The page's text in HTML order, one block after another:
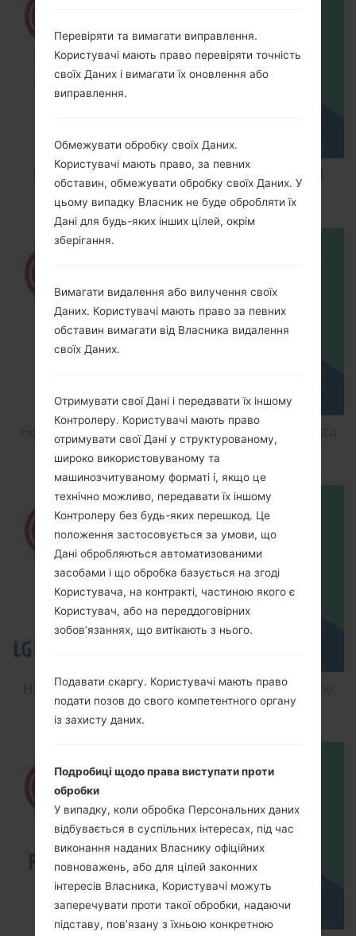
How to Factory Reset through code on LG K8
M200E?
How to Factory Reset through menu on LG Aristo
How to Flash Stock Firmware on LG Smartphone
using LG Flash Tool 2014?
Перевіряти та вимагати виправлення.
Користувачі мають право перевіряти точність
своїх Даних і вимагати їх оновлення або
виправлення.
Обмежувати обробку своїх Даних.
Користувачі мають право, за певних
обставин, обмежувати обробку своїх Даних. У
цьому випадку Власник не буде обробляти їх
Дані для будь-яких інших цілей, окрім
зберігання.
Вимагати видалення або вилучення своїх
Даних. Користувачі мають право за певних
обставин вимагати від Власника видалення
своїх Даних.
Отримувати свої Дані і передавати їх іншому
Контролеру. Користувачі мають право
отримувати свої Дані у структурованому,
широко використовуваному та
машинозчитуваному форматі і, якщо це
технічно можливо, передавати їх іншому
Контролеру без будь-яких перешкод. Це
положення застосовується за умови, що
Дані обробляються автоматизованими
засобами і що обробка базується на згоді
Користувача, на контракті, частиною якого є
Користувач, або на переддоговірних
зобов’язаннях, що витікають з нього.
Подавати скаргу. Користувачі мають право
подати позов до свого компетентного органу
із захисту даних.
Подробиці щодо права виступати проти
обробки
У випадку, коли обробка Персональних даних
відбувається в суспільних інтересах, під час
виконання наданих Власнику офіційних
повноважень, або для цілей законних
інтересів Власника, Користувачі можуть
заперечувати проти такої обробки, надаючи
підставу, пов’язану з їхньою конкретною